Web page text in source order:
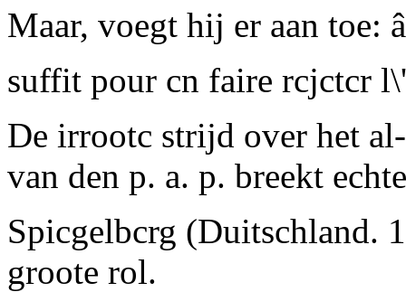
Maar, voegt hij er aan toe:
suffit pour cn faire rcjctcr
De irrootc strijd over het
van den p. a. p. breekt
Spicgelbcrg (Duitschland.
groote rol.